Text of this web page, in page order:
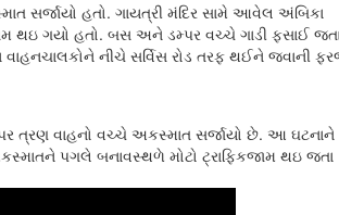
સર્જાયો હતો. ગાયત્રી મંદિર સામે આવેલ અંબિકા
થઇ ગયો હતો. બસ અને ડમ્પર વચ્ચે ગાડી ફસાઈ
નીચે સર્વિસ રોડ તરફ થઈને જવાની
ત્રણ વાહનો વચ્ચે અકસ્માત સર્જાયો છે. આ ઘટનાને
પગલે બનાવસ્થળે મોટો ટ્રાફિકજામ થઇ જતા